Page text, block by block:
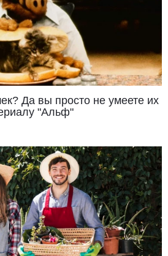
Да вы просто не умеете их
"Альф"